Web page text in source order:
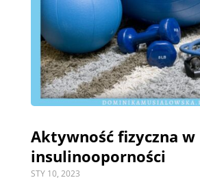
Aktywność fizyczna w
insulinooporności
STY 10, 2023